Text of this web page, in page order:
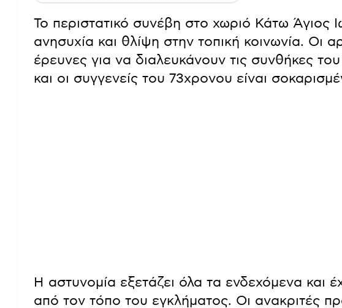
Το περιστατικό συνέβη στο χωριό Κάτω Άγιος
ανησυχία και θλίψη στην τοπική κοινωνία. Οι
έρευνες για να διαλευκάνουν τις συνθήκες
και οι συγγενείς του 73χρονου είναι
Η αστυνομία εξετάζει όλα τα ενδεχόμενα και
από τον τόπο του εγκλήματος. Οι ανακριτές